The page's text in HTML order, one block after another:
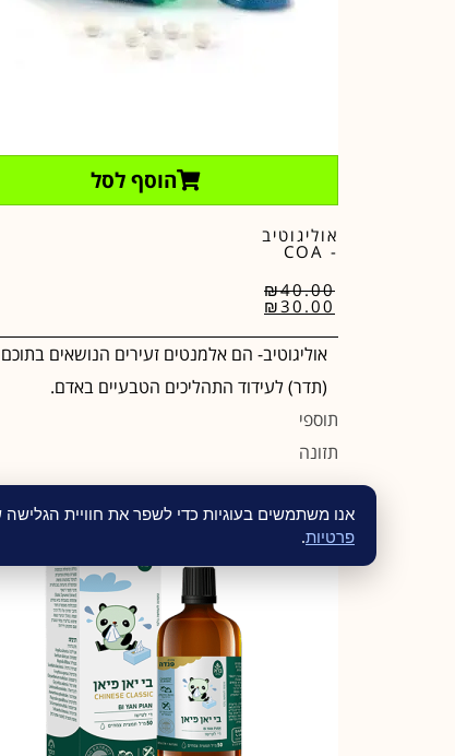
הוסף לסל
אוליגוטיב
- COA
₪40.00
₪30.00
אוליגוטיב- הם אלמנטים זעירים הנושאים
(תדר) לעידוד התהליכים הטבעיים באדם.
תוספי
תזונה
אנו משתמשים בעוגיות כדי לשפר את חוויית
פרטיות.